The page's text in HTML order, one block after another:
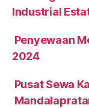
Industrial
Penyewaan
2024
Pusat Sewa